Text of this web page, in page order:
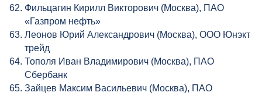
Фильцагин Кирилл Викторович (Москва), ПАО
«Газпром нефть»
Леонов Юрий Александрович (Москва), ООО Юнэкт
трейд
Тополя Иван Владимирович (Москва), ПАО
Сбербанк
Зайцев Максим Васильевич (Москва), ПАО